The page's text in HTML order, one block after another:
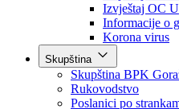
Obavještenja
Izvještajno
Izvještaj o radu
Izvještaj OC
Informacije o
Korona virus
Skupština